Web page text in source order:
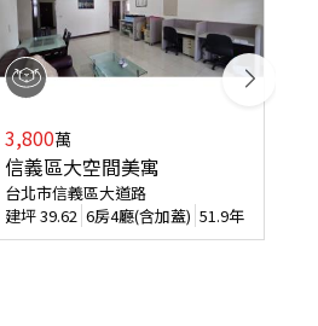
3,800萬
信義區大空間美寓
台北市信義區大道路
建坪39.62 6房4廳(含加蓋) 51.9年